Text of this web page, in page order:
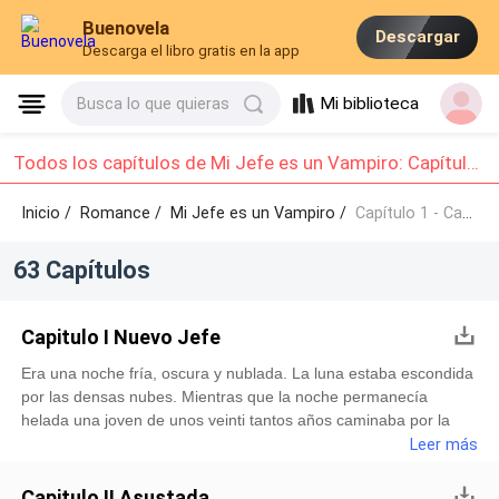
Buenovela
Descarga el libro gratis en la app
Descargar
Busca lo que quieras Mi biblioteca
Todos los capítulos de Mi Jefe es un Vampiro: Capítulo 1 - Capítulo 10
Inicio / Romance/Mi Jefe es un Vampiro / Capítulo 1 - Capítulo 10
63 Capítulos
Capitulo I Nuevo Jefe
Era una noche fría, oscura y nublada. La luna estaba escondida
por las densas nubes. Mientras que la noche permanecía
helada una joven de unos veinti tantos años caminaba por la
calle apresuradamente, los tacones altos alertaban sus pasos.
un poco mas su espeso y pesado abrigo. El frio era descomunal
Leer más